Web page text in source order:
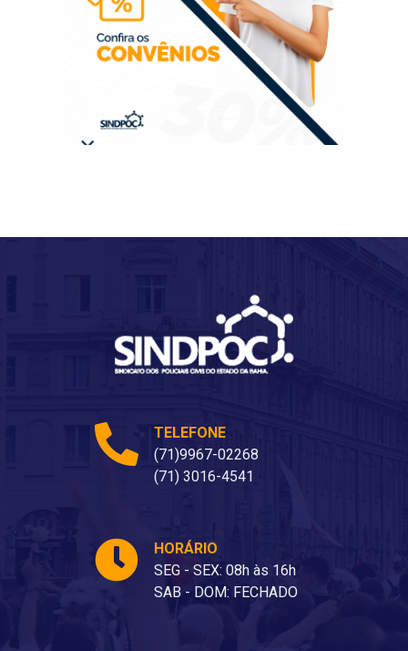
TELEFONE
(71)9967-02268
(71) 3016-4541
HORÁRIO
SEG - SEX: 08h às 16h
SAB - DOM: FECHADO